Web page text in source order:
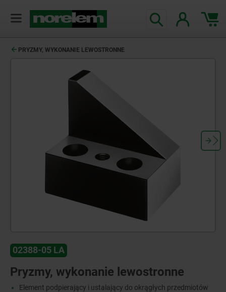
PRYZMY, WYKONANIE LEWOSTRONNE
02388-05 LA
Pryzmy, wykonanie lewostronne
Element podpierający i ustalający do okrągłych przedmiotów